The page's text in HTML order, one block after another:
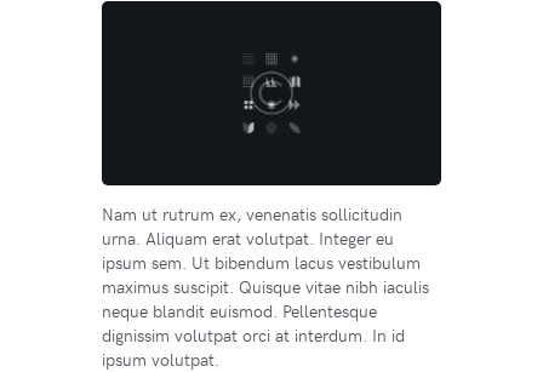
Nam ut rutrum ex, venenatis sollicitudin
urna. Aliquam erat volutpat. Integer eu
ipsum sem. Ut bibendum lacus vestibulum
maximus suscipit. Quisque vitae nibh iaculis
neque blandit euismod. Pellentesque
dignissim volutpat orci at interdum. In id
ipsum volutpat.